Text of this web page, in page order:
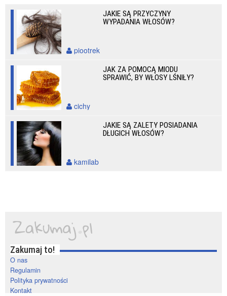
JAKIE SĄ PRZYCZYNY
WYPADANIA WŁOSÓW?
piootrek
JAK ZA POMOCĄ MIODU
SPRAWIĆ, BY WŁOSY LŚNIŁY?
cichy
JAKIE SĄ ZALETY POSIADANIA
DŁUGICH WŁOSÓW?
kamilab
Zakumaj to!
O nas
Regulamin
Polityka prywatności
Kontakt